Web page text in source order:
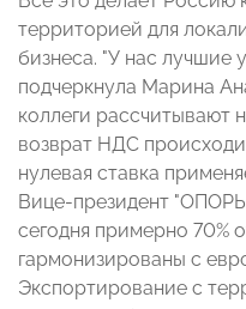
территорией для
бизнеса. "У нас лучшие
подчеркнула Марина
коллеги рассчитывают
возврат НДС
нулевая ставка
Вице-президент
сегодня примерно 70%
гармонизированы с
Экспортирование с